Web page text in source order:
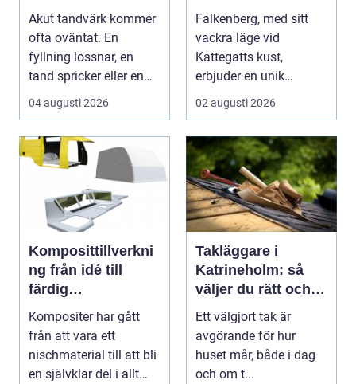
tanden gör ont
Akut tandvärk kommer
ofta oväntat. En
fyllning lossnar, en
tand spricker eller en
visdomstand svulln...
04 augusti 2026
hem
Falkenberg, med sitt
vackra läge vid
Kattegatts kust,
erbjuder en unik
livsupplevelse för ...
02 augusti 2026
Komposittillverkni
ng från idé till
färdig
högpresterande
produkt
Kompositer har gått
från att vara ett
nischmaterial till att bli
en självklar del i allt
Takläggare i
Katrineholm: så
väljer du rätt och
får ett tak som
håller
Ett välgjort tak är
avgörande för hur
huset mår, både i dag
och om t...